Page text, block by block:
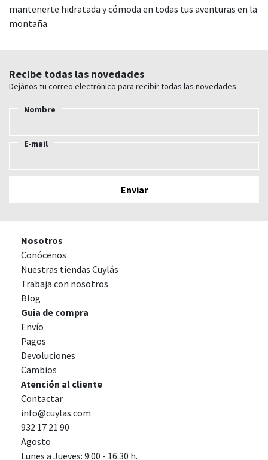
mantenerte hidratada y cómoda en todas tus aventuras en la
montaña.
Recibe todas las novedades
Dejános tu correo electrónico para recibir todas las novedades
Nombre
E-mail
Nosotros
Conócenos
Nuestras tiendas Cuylás
Trabaja con nosotros
Blog
Guia de compra
Envío
Pagos
Devoluciones
Cambios
Atención al cliente
Contactar
info@cuylas.com
932 17 21 90
Agosto
Lunes a Jueves: 9:00 - 16:30 h.